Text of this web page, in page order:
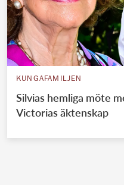
KUNGAFAMILJEN
Silvias hemliga möte
Victorias äktenskap